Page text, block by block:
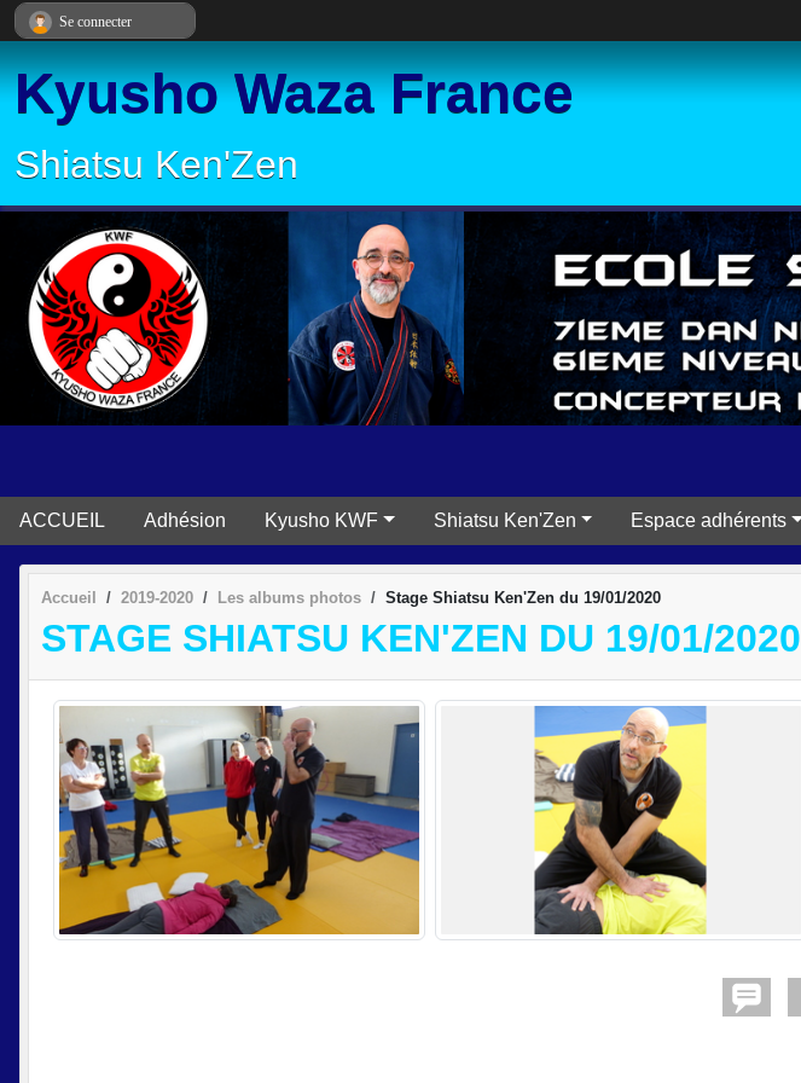
Kyusho Waza France
Shiatsu Ken'Zen
ACCUEIL Adhésion Kyusho KWF Shiatsu Ken'Zen Espace adhérents
Accueil 2019-2020 Les albums photos Stage Shiatsu Ken'Zen du 19/01/2020
STAGE SHIATSU KEN'ZEN DU 19/01/2020
Se connecter
Panneau de gestion des cookies